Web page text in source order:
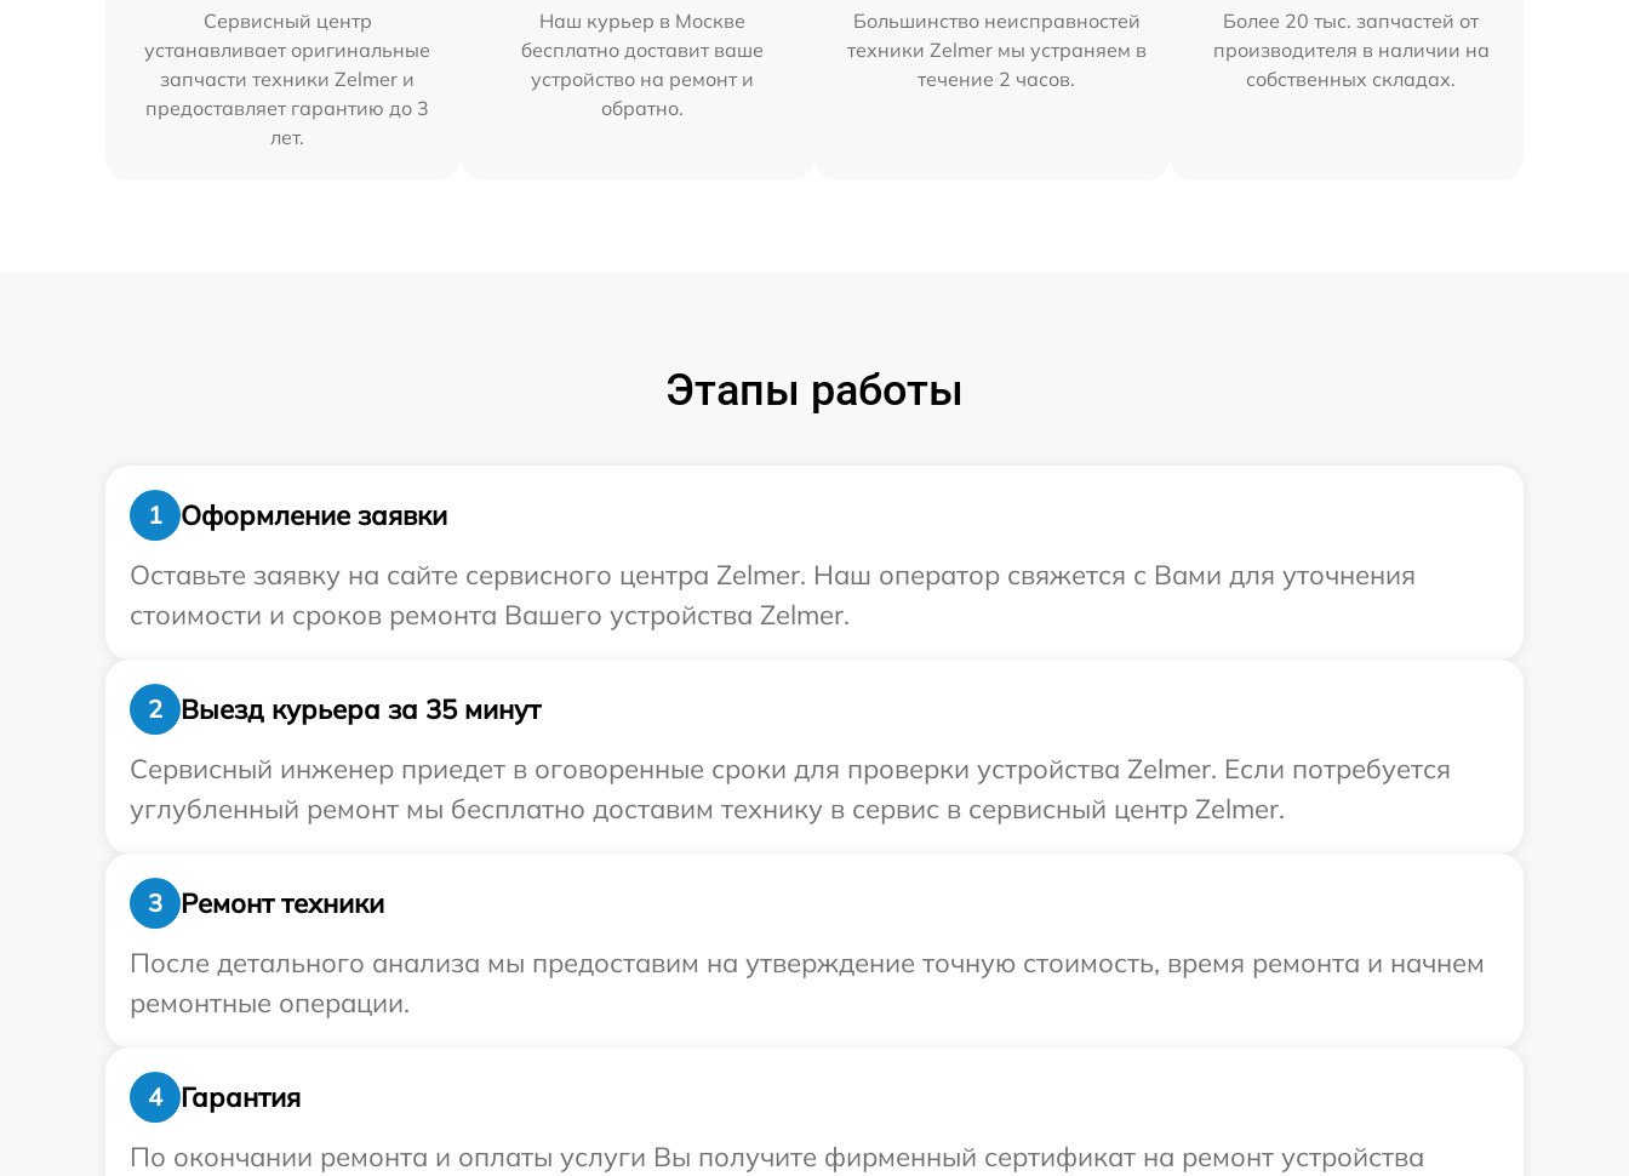
Сервисный центр
устанавливает оригинальные
запчасти техники Zelmer и
предоставляет гарантию до 3
лет.
Наш курьер в Москве
бесплатно доставит ваше
устройство на ремонт и
обратно.
Большинство неисправностей
техники Zelmer мы устраняем в
течение 2 часов.
Более 20 тыс. запчастей от
производителя в наличии на
собственных складах.
Этапы работы
1
Оформление заявки
Оставьте заявку на сайте сервисного центра Zelmer. Наш оператор свяжется с Вами для уточнения
стоимости и сроков ремонта Вашего устройства Zelmer.
2
Выезд курьера за 35 минут
Сервисный инженер приедет в оговоренные сроки для проверки устройства Zelmer. Если потребуется
углубленный ремонт мы бесплатно доставим технику в сервис в сервисный центр Zelmer.
3
Ремонт техники
После детального анализа мы предоставим на утверждение точную стоимость, время ремонта и начнем
ремонтные операции.
4
Гарантия
По окончании ремонта и оплаты услуги Вы получите фирменный сертификат на ремонт устройства